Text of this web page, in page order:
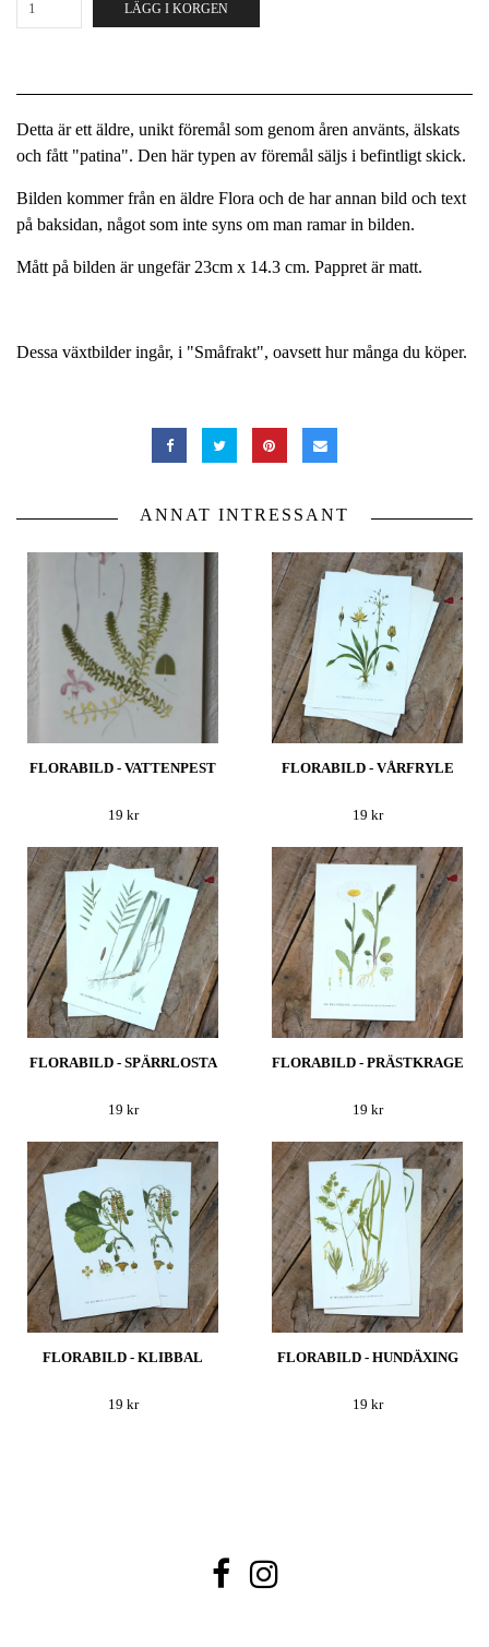
LÄGG I KORGEN
Detta är ett äldre, unikt föremål som genom åren använts, älskats
och fått "patina". Den här typen av föremål säljs i befintligt skick.
Bilden kommer från en äldre Flora och de har annan bild och text
på baksidan, något som inte syns om man ramar in bilden.
Mått på bilden är ungefär 23cm x 14.3 cm. Pappret är matt.
Dessa växtbilder ingår, i "Småfrakt", oavsett hur många du köper.
ANNAT INTRESSANT
FLORABILD - VATTENPEST
19 kr
FLORABILD - VÅRFRYLE
19 kr
FLORABILD - SPÄRRLOSTA
19 kr
FLORABILD - PRÄSTKRAGE
19 kr
FLORABILD - KLIBBAL
19 kr
FLORABILD - HUNDÄXING
19 kr